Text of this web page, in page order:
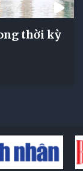
thời kỳ